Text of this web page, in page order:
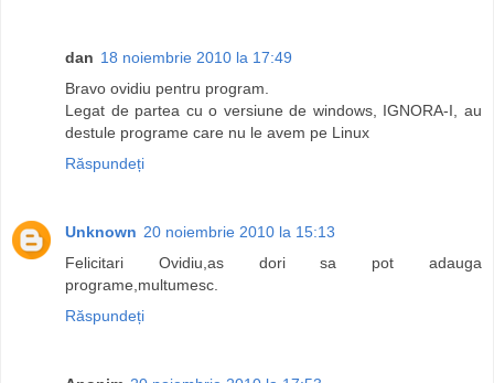
dan 18 noiembrie 2010 la 17:49
Bravo ovidiu pentru program.
Legat de partea cu o versiune de windows, IGNORA-I, au
destule programe care nu le avem pe Linux
Răspundeți
Unknown 20 noiembrie 2010 la 15:13
Felicitari Ovidiu,as dori sa pot adauga
programe,multumesc.
Răspundeți